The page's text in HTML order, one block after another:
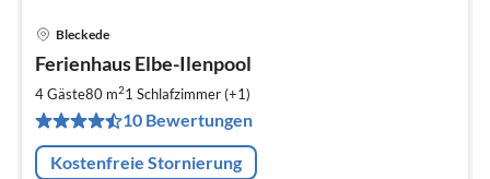
Bleckede
Ferienhaus Elbe-Ilenpool
4 Gäste80 m21 Schlafzimmer (+1)
10 Bewertungen
Kostenfreie Stornierung